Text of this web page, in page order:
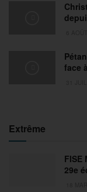
face
Extrême
FISE
29e